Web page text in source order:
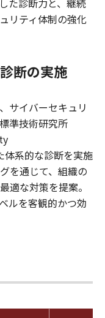
リティ体制の強化
断の実施
サイバーセキュリ
準技術研究所
体系的な診断を実施
を通じて、組織の
適な対策を提案。
ルを客観的かつ効